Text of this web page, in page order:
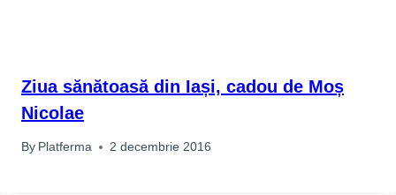
Ziua sănătoasă din Iași, cadou de Moș
Nicolae
By Platferma 2 decembrie 2016